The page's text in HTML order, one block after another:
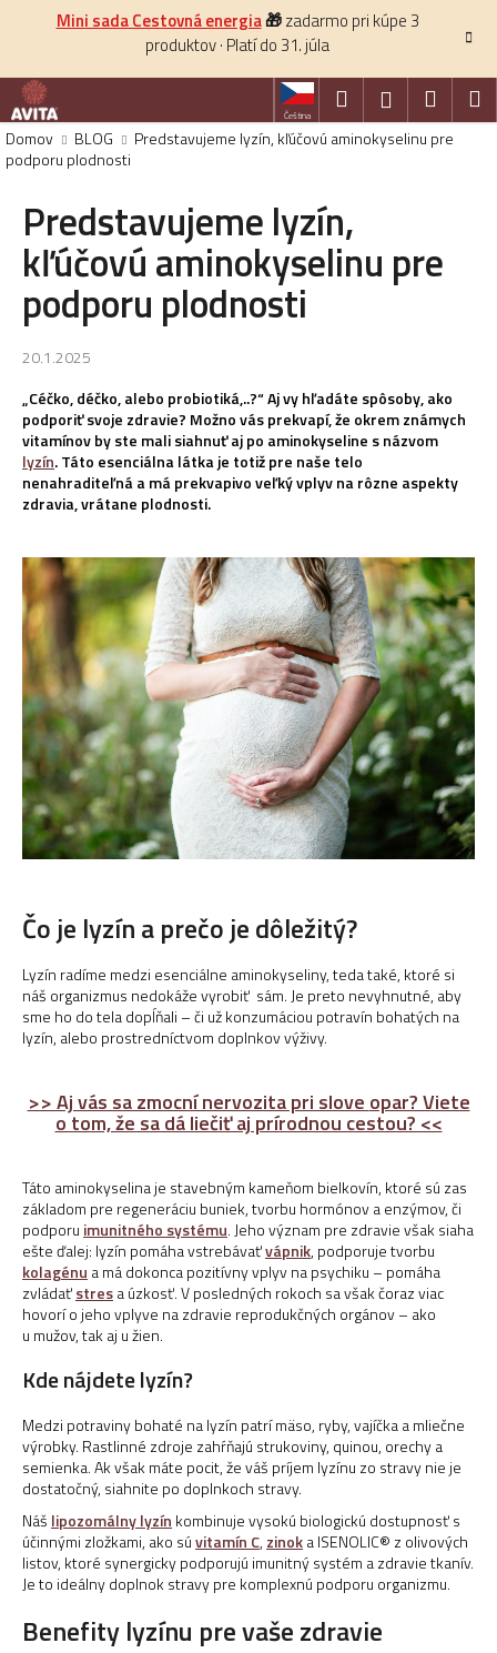
Mini sada Cestovná energia🎁zadarmo pri kúpe 3
produktov · Platí do 31. júla
Čeština
Hľadať Prihlásenie
košík
Domov BLOG
Predstavujeme lyzín, kľúčovú aminokyselinu pre
podporu plodnosti
Predstavujeme lyzín,
kľúčovú aminokyselinu pre
podporu plodnosti
20.1.2025
„Céčko, déčko, alebo probiotiká,..?“ Aj vy hľadáte spôsoby, ako
podporiť svoje zdravie? Možno vás prekvapí, že okrem známych
vitamínov by ste mali siahnuť aj po aminokyseline s názvom
lyzín. Táto esenciálna látka je totiž pre naše telo
nenahraditeľná a má prekvapivo veľký vplyv na rôzne aspekty
zdravia, vrátane plodnosti.
Čo je lyzín a prečo je dôležitý?
Lyzín radíme medzi esenciálne aminokyseliny, teda také, ktoré si
náš organizmus nedokáže vyrobiť sám. Je preto nevyhnutné, aby
sme ho do tela dopĺňali – či už konzumáciou potravín bohatých na
lyzín, alebo prostredníctvom doplnkov výživy.
>> Aj vás sa zmocní nervozita pri sloveopar? Viete
o tom, že sa dá liečiť aj prírodnou cestou? <<
Táto aminokyselina je stavebným kameňom bielkovín, ktoré sú zas
základom pre regeneráciu buniek, tvorbu hormónov a enzýmov, či
podporu imunitného systému. Jeho význam pre zdravie však siaha
ešte ďalej: lyzín pomáha vstrebávaťvápnik, podporuje tvorbu
kolagénu a má dokonca pozitívny vplyv na psychiku – pomáha
zvládaťstresa úzkosť. V posledných rokoch sa však čoraz viac
hovorí o jeho vplyve na zdravie reprodukčných orgánov – ako
u mužov, tak aj u žien.
Kde nájdete lyzín?
Medzi potraviny bohaté na lyzín patrí mäso, ryby, vajíčka a mliečne
výrobky. Rastlinné zdroje zahŕňajú strukoviny, quinou, orechy a
semienka. Ak však máte pocit, že váš príjem lyzínu zo stravy nie je
dostatočný, siahnite po doplnkoch stravy.
Náš lipozomálny lyzín kombinuje vysokú biologickú dostupnosť s
účinnými zložkami, ako súvitamín C, zinoka ISENOLIC® z olivových
listov, ktoré synergicky podporujú imunitný systém a zdravie tkanív.
Je to ideálny doplnok stravy pre komplexnú podporu organizmu.
Benefity lyzínu pre vaše zdravie
š
k